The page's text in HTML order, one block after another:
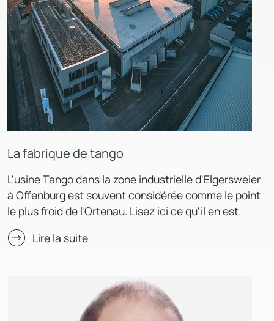
La fabrique de tango
L'usine Tango dans la zone industrielle d'Elgersweier
à Offenburg est souvent considérée comme le point
le plus froid de l'Ortenau. Lisez ici ce qu'il en est.
Lire la suite